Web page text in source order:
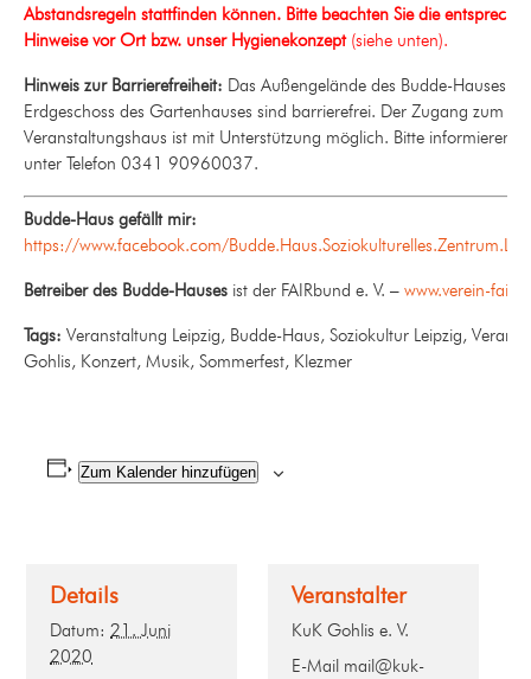
Abstandsregeln stattfinden können. Bitte beachten Sie die
Hinweise vor Ort bzw. unser Hygienekonzept(siehe unten).
Hinweis zur Barrierefreiheit: Das Außengelände des Budde-Hauses
Erdgeschoss des Gartenhauses sind barrierefrei. Der Zugang zum
Veranstaltungshaus ist mit Unterstützung möglich. Bitte informieren
unter Telefon 0341 90960037.
Budde-Haus gefällt mir:
https://www.facebook.com/
Betreiber des Budde-Hauses ist der FAIRbund e. V. – www.verein-
Tags: Veranstaltung Leipzig, Budde-Haus, Soziokultur Leipzig,
Gohlis, Konzert, Musik, Sommerfest, Klezmer
Zum Kalender hinzufügen
Details
Datum: 21. Juni
2020
Veranstalter
KuK Gohlis e. V.
E-Mail mail@kuk-